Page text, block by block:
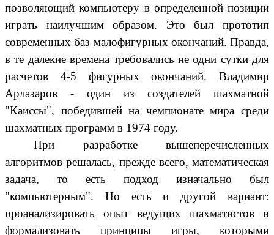
позволяющий компьютеру в определенной позиции
играть наилучшим образом. Это был прототип
современных баз малофигурных окончаний. Правда,
в те далекие времена требовались не одни сутки для
расчетов 4-5 фигурных окончаний. Владимир
Арлазаров - один из создателей шахматной
"Каиссы", победившей на чемпионате мира среди
шахматных программ в 1974 году.
При разработке вышеперечисленных
алгоритмов решалась, прежде всего, математическая
задача, то есть подход изначально был
"компьютерным". Но есть и другой вариант:
проанализировать опыт ведущих шахматистов и
формализовать принципы игры, которыми